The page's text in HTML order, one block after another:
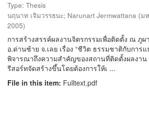
Type: Thesis
นฤนาท เจิมวรรธนะ; Narunart Jermwattana (ม
2005)
การสร้างสรรค์ผลงานจิตรกรรมเพื่อติดตั้ง ณ ภู
อ.ด่านซ้าย จ.เลย เรื่อง “ชีวิต ธรรมชาติกับการแ
พิจารณาถึงความสำคัญของสถานที่ติดตั้งผลงาน
รีสอร์ทจัดสร้างขึ้นโดยต้องการให้เ ...
File in this item: Fulltext.pdf